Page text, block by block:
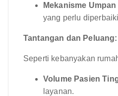
Mekanisme
yang perlu
Tantangan dan Peluang:
Seperti kebanyakan
Volume Pasien
layanan.